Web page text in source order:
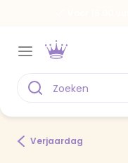
Verjaardag